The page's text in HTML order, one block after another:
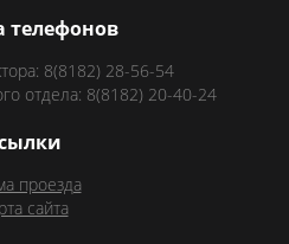
телефонов
8(8182) 28-56-54
отдела: 8(8182) 20-40-24
проезда
сайта